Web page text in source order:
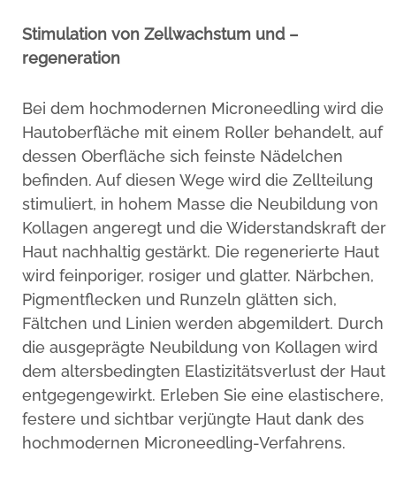
Stimulation von Zellwachstum und –
regeneration
Bei dem hochmodernen Microneedling wird die
Hautoberfläche mit einem Roller behandelt, auf
dessen Oberfläche sich feinste Nädelchen
befinden. Auf diesen Wege wird die Zellteilung
stimuliert, in hohem Masse die Neubildung von
Kollagen angeregt und die Widerstandskraft der
Haut nachhaltig gestärkt. Die regenerierte Haut
wird feinporiger, rosiger und glatter. Närbchen,
Pigmentflecken und Runzeln glätten sich,
Fältchen und Linien werden abgemildert. Durch
die ausgeprägte Neubildung von Kollagen wird
dem altersbedingten Elastizitätsverlust der Haut
entgegengewirkt. Erleben Sie eine elastischere,
festere und sichtbar verjüngte Haut dank des
hochmodernen Microneedling-Verfahrens.